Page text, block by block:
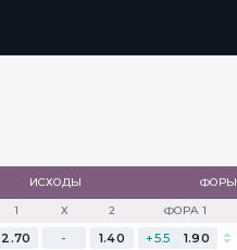
ИСХОДЫ ФОРЫ
1 Х 2 ФОРА 1
2.70 - 1.40 +5.5 1.90